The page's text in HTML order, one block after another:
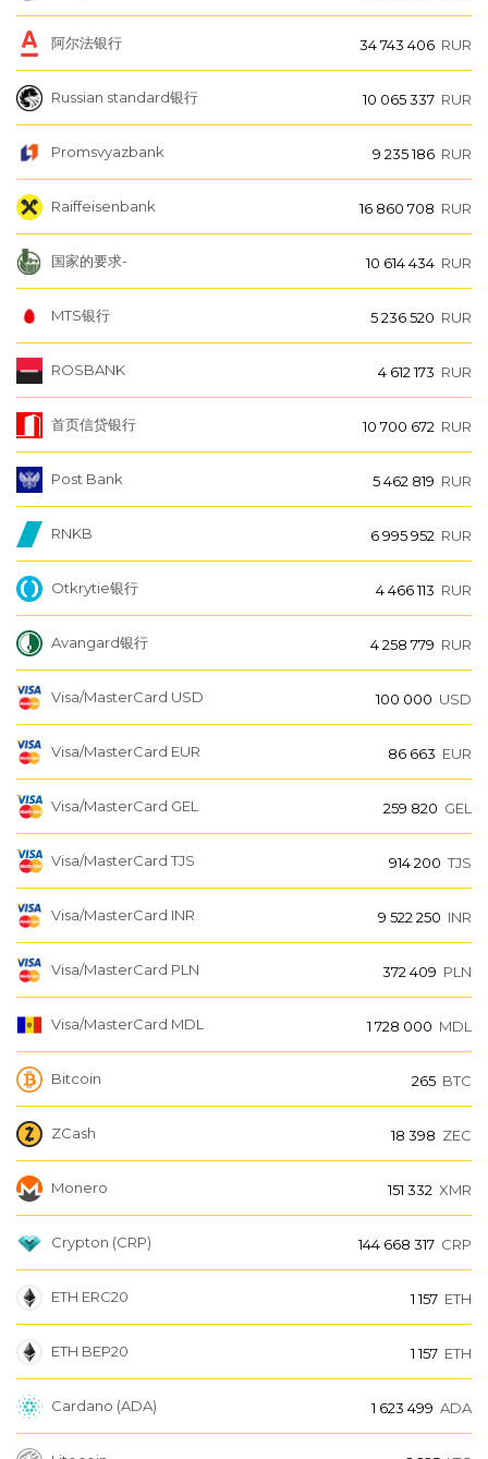
阿尔法银行 34 743 406 RUR
Russian standard银行 10 065 337 RUR
Promsvyazbank 9 235 186 RUR
Raiffeisenbank 16 860 708 RUR
国家的要求- 10 614 434 RUR
MTS银行 5 236 520 RUR
ROSBANK 4 612 173 RUR
首页信贷银行 10 700 672 RUR
Post Bank 5 462 819 RUR
RNKB 6 995 952 RUR
Otkrytie银行 4 466 113 RUR
Avangard银行 4 258 779 RUR
Visa/MasterCard USD 100 000 USD
Visa/MasterCard EUR 86 663 EUR
Visa/MasterCard GEL 259 820 GEL
Visa/MasterCard TJS 914 200 TJS
Visa/MasterCard INR 9 522 250 INR
Visa/MasterCard PLN 372 409 PLN
Visa/MasterCard MDL 1 728 000 MDL
Bitcoin 265 BTC
ZCash 18 398 ZEC
Monero 151 332 XMR
Crypton (CRP) 144 668 317 CRP
ETH ERC20 1 157 ETH
ETH BEP20 1 157 ETH
Cardano (ADA) 1 623 499 ADA